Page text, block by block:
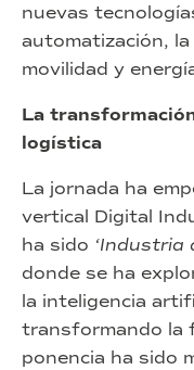
nuevas
automatización,
movilidad y
La
logística
La jornada ha
vertical Digital
ha sido ‘Industria
donde se ha
la inteligencia
transformando la
ponencia ha sido